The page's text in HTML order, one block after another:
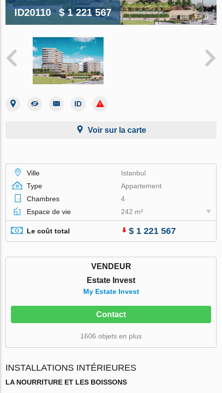
ID20110 $ 1 221 567
Voir sur la carte
Ville
Istanbul
Type
Appartement
Chambres
4
Espace de vie
242 m²
Le coût total $ 1 221 567
VENDEUR
Estate Invest
My Estate Invest
Contact
1606 objets en plus
INSTALLATIONS INTÉRIEURES
LA NOURRITURE ET LES BOISSONS